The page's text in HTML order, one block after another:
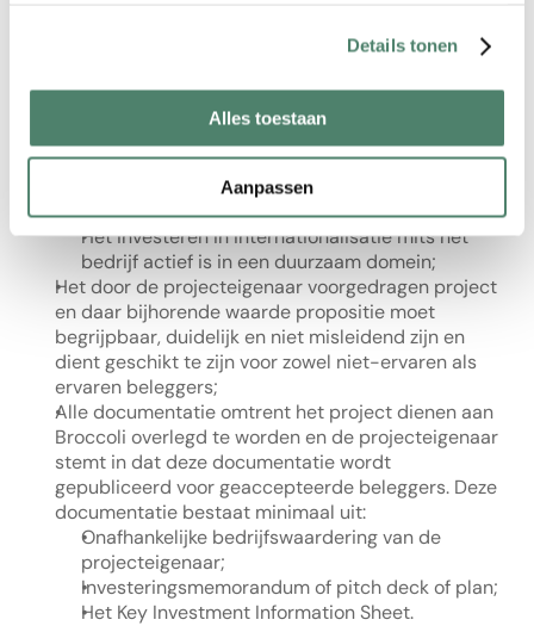
Details tonen
Alles toestaan
Aanpassen
Het verder verduurzamen van het
Het investeren in werkkapitaal om impact te
vergroten mits het bedrijf actief is in een
Het investeren in aantrekken van nieuw talent
mits het bedrijf actief is in een duurzaam
domein;
Het investeren in internationalisatie mits het
bedrijf actief is in een duurzaam domein;
Het door de projecteigenaar voorgedragen project
en daar bijhorende waarde propositie moet
begrijpbaar, duidelijk en niet misleidend zijn en
dient geschikt te zijn voor zowel niet-ervaren als
ervaren beleggers;
Alle documentatie omtrent het project dienen aan
Broccoli overlegd te worden en de projecteigenaar
stemt in dat deze documentatie wordt
gepubliceerd voor geaccepteerde beleggers. Deze
documentatie bestaat minimaal uit:
Onafhankelijke bedrijfswaardering van de
projecteigenaar;
Investeringsmemorandum of pitch deck of plan;
Het Key Investment Information Sheet.